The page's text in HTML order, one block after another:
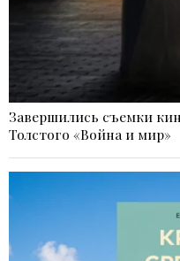
Завершились съемки
Толстого «Война и мир»